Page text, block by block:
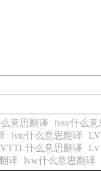
么意思翻译
lvsv什么意
lvte什么意思翻译
什么意思翻译
Lv
译 lvw什么意思翻译